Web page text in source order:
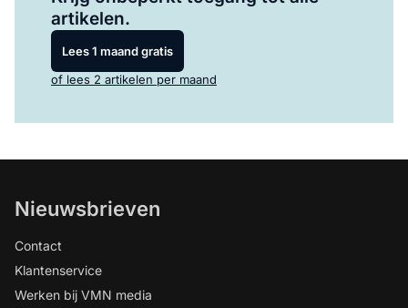
artikelen.
Lees 1 maand gratis
of lees 2 artikelen per maand
Nieuwsbrieven
Contact
Klantenservice
Werken bij VMN media